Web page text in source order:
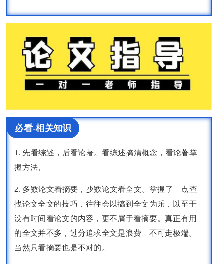
必看-相关知识
1. 先看综述，后看论著。看综述搞清概念，看论著掌
握方法。
2. 多数论文看摘要，少数论文看全文。掌握了一点查
找论文全文的技巧，往往会以搞到全文为乐，以至于
没有时间看论文的内容，更不屑于看摘要。真正有用
的全文并不多，过分追求全文是浪费，不可走极端。
当然只看摘要也是不对的。